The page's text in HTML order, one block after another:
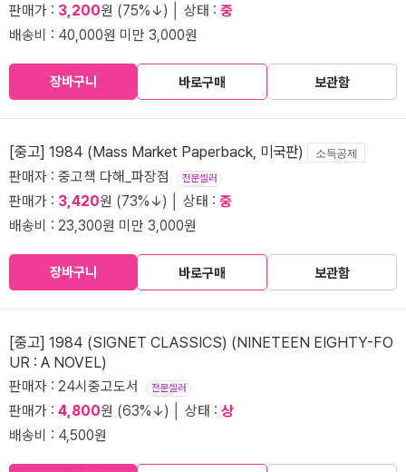
판매가 : 3,200원 (75%↓) │ 상태 : 중
배송비 : 40,000원 미만 3,000원
장바구니 바로구매 보관함
[중고] 1984 (Mass Market Paperback, 미국판) 소득공제
판매자 : 중고책 다해_파장점 전문셀러
판매가 : 3,420원 (73%↓) │ 상태 : 중
배송비 : 23,300원 미만 3,000원
장바구니 바로구매 보관함
[중고] 1984 (SIGNET CLASSICS) (NINETEEN EIGHTY-FO
UR : A NOVEL)
판매자 : 24시중고도서 전문셀러
판매가 : 4,800원 (63%↓) │ 상태 : 상
배송비 : 4,500원